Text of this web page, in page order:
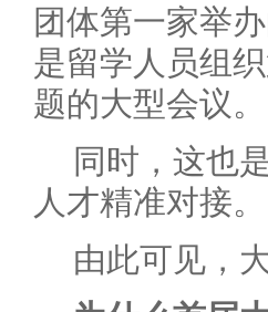
团体第一家举
是留学人员组
题的大型会议。
同时，这也
人才精准对接。
由此可见，